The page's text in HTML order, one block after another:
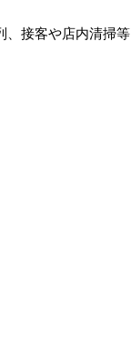
、接客や店内清掃等